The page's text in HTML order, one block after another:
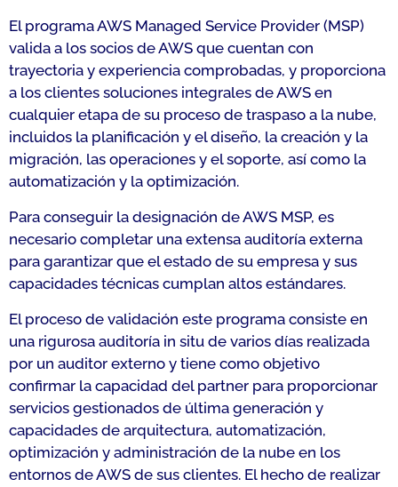
El programa AWS Managed Service Provider (MSP)
valida a los socios de AWS que cuentan con
trayectoria y experiencia comprobadas, y proporciona
a los clientes soluciones integrales de AWS en
cualquier etapa de su proceso de traspaso a la nube,
incluidos la planificación y el diseño, la creación y la
migración, las operaciones y el soporte, así como la
automatización y la optimización.
Para conseguir la designación de AWS MSP, es
necesario completar una extensa auditoría externa
para garantizar que el estado de su empresa y sus
capacidades técnicas cumplan altos estándares.
El proceso de validación este programa consiste en
una rigurosa auditoría in situ de varios días realizada
por un auditor externo y tiene como objetivo
confirmar la capacidad del partner para proporcionar
servicios gestionados de última generación y
capacidades de arquitectura, automatización,
optimización y administración de la nube en los
entornos de AWS de sus clientes. El hecho de realizar